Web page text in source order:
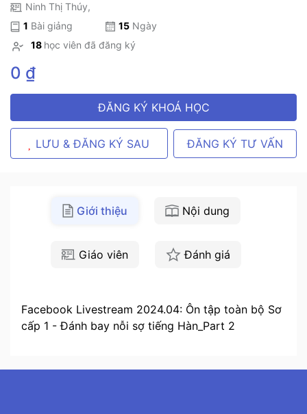
Ninh Thị Thúy,
1 Bài giảng 15 Ngày
18 học viên đã đăng ký
0 ₫
ĐĂNG KÝ KHOÁ HỌC
LƯU & ĐĂNG KÝ SAU ĐĂNG KÝ TƯ VẤN
Giới thiệu Nội dung
Giáo viên Đánh giá
Facebook Livestream 2024.04: Ôn tập toàn bộ Sơ
cấp 1 - Đánh bay nỗi sợ tiếng Hàn_Part 2